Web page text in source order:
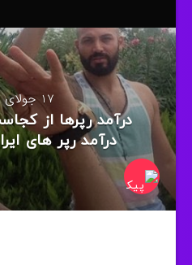
17 جولای , 2021
درآمد رپرها از
درآمد رپر های